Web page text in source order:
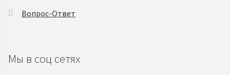
Вопрос-Ответ
Мы в соц сетях